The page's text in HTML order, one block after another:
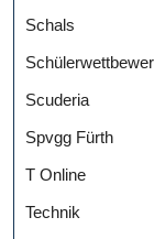
Schals
Scuderia
Spvgg Fürth
T Online
Technik